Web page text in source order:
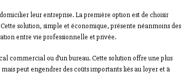
leur entreprise. La première option est de choisir
solution, simple et économique, présente néanmoins des
entre vie professionnelle et privée.
commercial ou d’un bureau. Cette solution offre une plus
peut engendrer des coûts importants liés au loyer et à